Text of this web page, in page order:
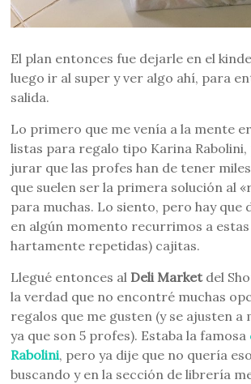
El plan entonces fue dejarle en el
luego ir al super y ver algo ahí, para
salida.
Lo primero que me venía a la mente
listas para regalo tipo Karina
jurar que las profes han de tener
que suelen ser la primera solución al
para muchas. Lo siento, pero hay que
en algún momento recurrimos a
hartamente repetidas) cajitas.
Llegué entonces al Deli Marketdel
la verdad que no encontré muchas
regalos que me gusten (y se ajusten a
ya que son 5 profes). Estaba la famosa
Rabolini, pero ya dije que no quería
buscando y en la sección de librería